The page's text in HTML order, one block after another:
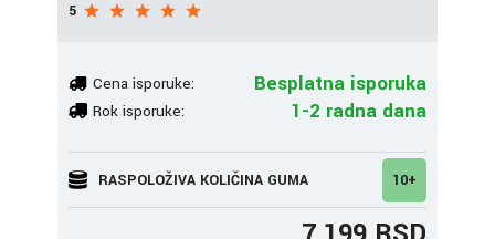
5
Cena isporuke: Besplatna isporuka
Rok isporuke: 1-2 radna dana
RASPOLOŽIVA KOLIČINA GUMA 10+